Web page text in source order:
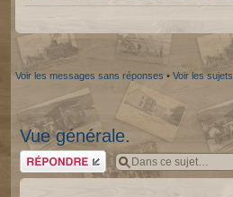
Voir les messages sans réponses • Voir les
Vue générale.
Répondre